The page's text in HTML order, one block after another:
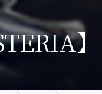
髪質改善
トリートメント
】